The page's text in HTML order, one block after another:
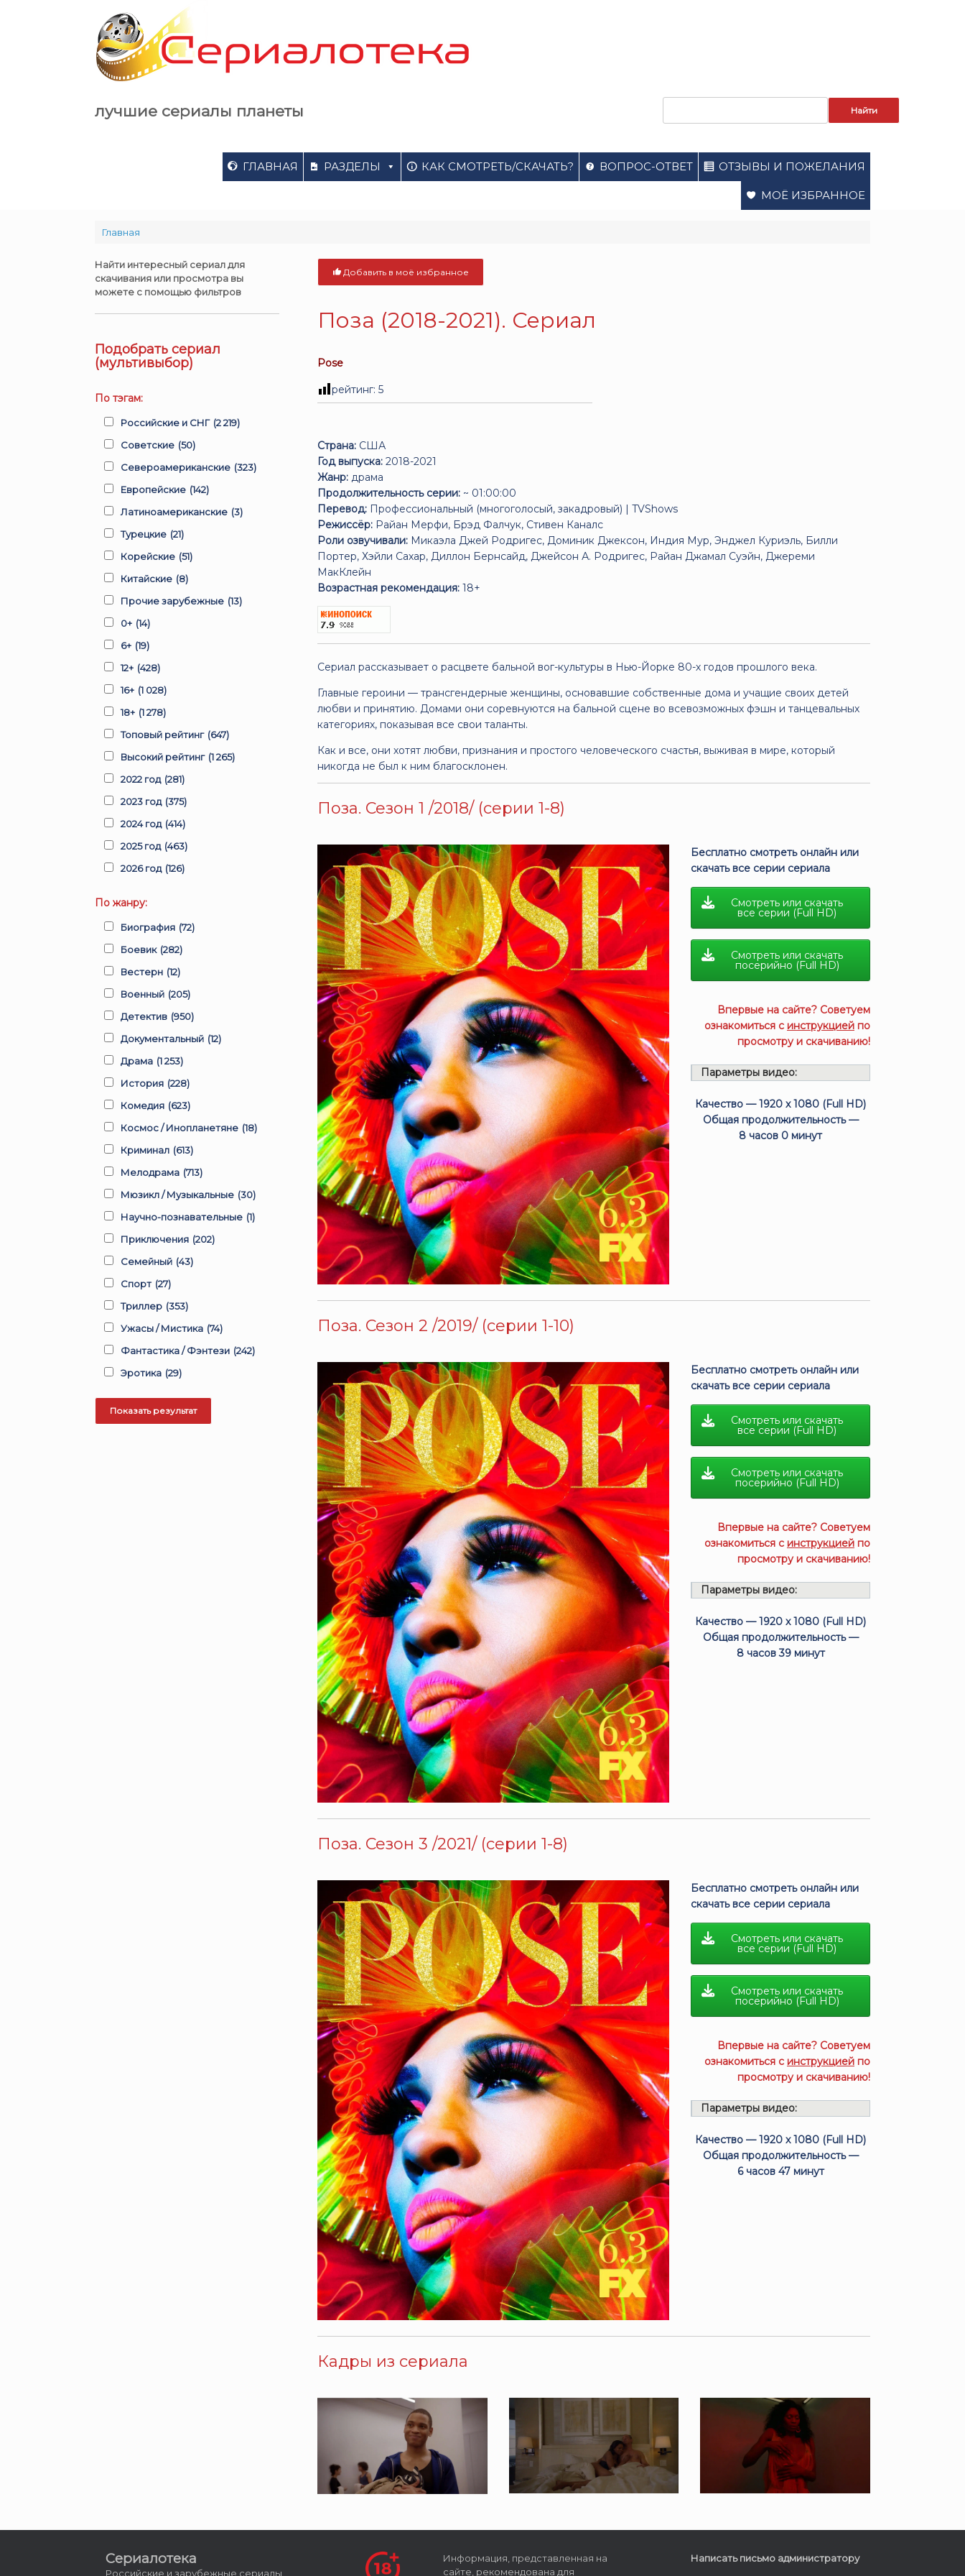
лучшие сериалы планеты
ГЛАВНАЯ РАЗДЕЛЫ КАК СМОТРЕТЬ/СКАЧАТЬ? ВОПРОС-ОТВЕТ ОТЗЫВЫ И ПОЖЕЛАНИЯ
МОЁ ИЗБРАННОЕ
Главная
Добавить в моё избранное
Поза (2018-2021). Сериал
Pose
рейтинг:5
Страна: США
Год выпуска: 2018-2021
Жанр: драма
Продолжительность серии: ~ 01:00:00
Перевод: Профессиональный (многоголосый, закадровый) | TVShows
Режиссёр: Райан Мерфи, Брэд Фалчук, Стивен Каналс
Роли озвучивали: Микаэла Джей Родригес, Доминик Джексон, Индия Мур, Энджел Куриэль, Билли
Портер, Хэйли Сахар, Диллон Бернсайд, Джейсон А. Родригес, Райан Джамал Суэйн, Джереми
МакКлейн
Возрастная рекомендация: 18+
Сериал рассказывает о расцвете бальной вог-культуры в Нью-Йорке 80-х годов прошлого века.
Главные героини — трансгендерные женщины, основавшие собственные дома и учащие своих детей
любви и принятию. Домами они соревнуются на бальной сцене во всевозможных фэшн и танцевальных
категориях, показывая все свои таланты.
Как и все, они хотят любви, признания и простого человеческого счастья, выживая в мире, который
никогда не был к ним благосклонен.
Поза. Сезон 1 /2018/ (серии 1-8)
Бесплатно смотреть онлайн или
скачать все серии сериала
Смотреть или скачать
все серии (Full HD)
Смотреть или скачать
посерийно (Full HD)
Впервые на сайте? Советуем
ознакомиться с инструкцией по
просмотру и скачиванию!
Параметры видео:
Качество — 1920 x 1080 (Full HD)
Общая продолжительность —
8 часов 0 минут
Поза. Сезон 2 /2019/ (серии 1-10)
Бесплатно смотреть онлайн или
скачать все серии сериала
Смотреть или скачать
все серии (Full HD)
Смотреть или скачать
посерийно (Full HD)
Впервые на сайте? Советуем
ознакомиться с инструкцией по
просмотру и скачиванию!
Параметры видео:
Качество — 1920 x 1080 (Full HD)
Общая продолжительность —
8 часов 39 минут
Поза. Сезон 3 /2021/ (серии 1-8)
Бесплатно смотреть онлайн или
скачать все серии сериала
Смотреть или скачать
все серии (Full HD)
Смотреть или скачать
посерийно (Full HD)
Впервые на сайте? Советуем
ознакомиться с инструкцией по
просмотру и скачиванию!
Параметры видео:
Качество — 1920 x 1080 (Full HD)
Общая продолжительность —
6 часов 47 минут
Кадры из сериала
Найти интересный сериал для
скачивания или просмотра вы
можете с помощью фильтров
Подобрать сериал
(мультивыбор)
По тэгам:
Российские и СНГ (2 219)
Советские (50)
Североамериканские (323)
Европейские (142)
Латиноамериканские (3)
Турецкие (21)
Корейские (51)
Китайские (8)
Прочие зарубежные (13)
0+ (14)
6+ (19)
12+ (428)
16+ (1 028)
18+ (1 278)
Топовый рейтинг (647)
Высокий рейтинг (1 265)
2022 год (281)
2023 год (375)
2024 год (414)
2025 год (463)
2026 год (126)
По жанру:
Биография (72)
Боевик (282)
Вестерн (12)
Военный (205)
Детектив (950)
Документальный (12)
Драма (1 253)
История (228)
Комедия (623)
Космос / Инопланетяне (18)
Криминал (613)
Мелодрама (713)
Мюзикл / Музыкальные (30)
Научно-познавательные (1)
Приключения (202)
Семейный (43)
Спорт (27)
Триллер (353)
Ужасы / Мистика (74)
Фантастика / Фэнтези (242)
Эротика (29)
Сериалотека
Российские и зарубежные сериалы
Информация, представленная на
сайте, рекомендована для
Написать письмо администратору